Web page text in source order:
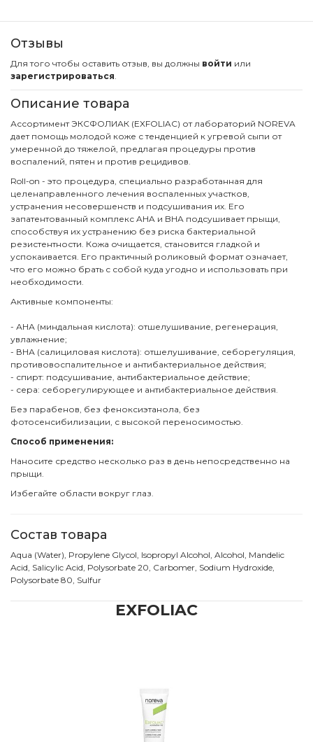
Отзывы
Для того чтобы оставить отзыв, вы должны войти или
зарегистрироваться.
Описание товара
Ассортимент ЭКСФОЛИАК (EXFOLIAC) от лабораторий NOREVA
дает помощь молодой коже с тенденцией к угревой сыпи от
умеренной до тяжелой, предлагая процедуры против
воспалений, пятен и против рецидивов.
Roll-on - это процедура, специально разработанная для
целенаправленного лечения воспаленных участков,
устранения несовершенств и подсушивания их. Его
запатентованный комплекс AHA и BHA подсушивает прыщи,
способствуя их устранению без риска бактериальной
резистентности. Кожа очищается, становится гладкой и
успокаивается. Его практичный роликовый формат означает,
что его можно брать с собой куда угодно и использовать при
необходимости.
Активные компоненты:
- АНА (миндальная кислота): отшелушивание, регенерация,
увлажнение;
- ВНА (салициловая кислота): отшелушивание, себорегуляция,
противовоспалительное и антибактериальное действия;
- спирт: подсушивание, антибактериальное действие;
- сера: себорегулирующее и антибактериальное действия.
Без парабенов, без феноксиэтанола, без
фотосенсибилизации, с высокой переносимостью.
Способ применения:
Наносите средство несколько раз в день непосредственно на
прыщи.
Избегайте области вокруг глаз.
Состав товара
Aqua (Water), Propylene Glycol, Isopropyl Alcohol, Alcohol, Mandelic
Acid, Salicylic Acid, Polysorbate 20, Carbomer, Sodium Hydroxide,
Polysorbate 80, Sulfur
EXFOLIAC